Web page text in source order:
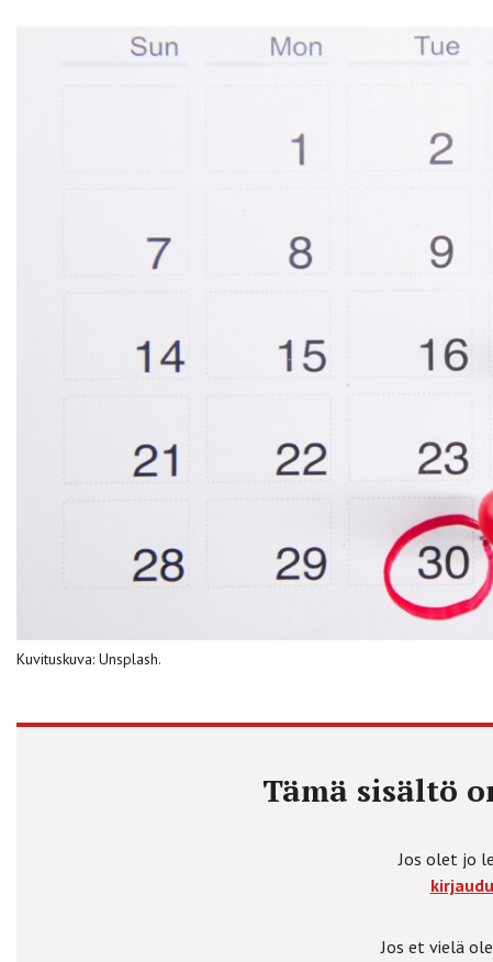
Kuvituskuva: Unsplash.
Tämä sisältö
Jos olet jo
Jos et vielä